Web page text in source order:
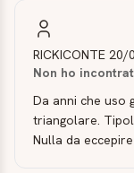
RICKICONTE 20/
Non ho
Da anni che uso
triangolare.
Nulla da